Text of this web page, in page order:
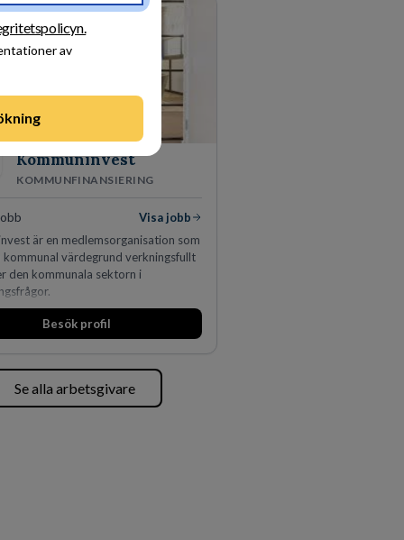
av
och kommersialisera
viktigaste tillgångar.
Kommuninvest
KOMMUNFINANSIERING
Visa jobb
är en medlemsorganisation som
kommunal värdegrund verkningsfullt
den kommunala sektorn i
Besök profil
Se alla arbetsgivare